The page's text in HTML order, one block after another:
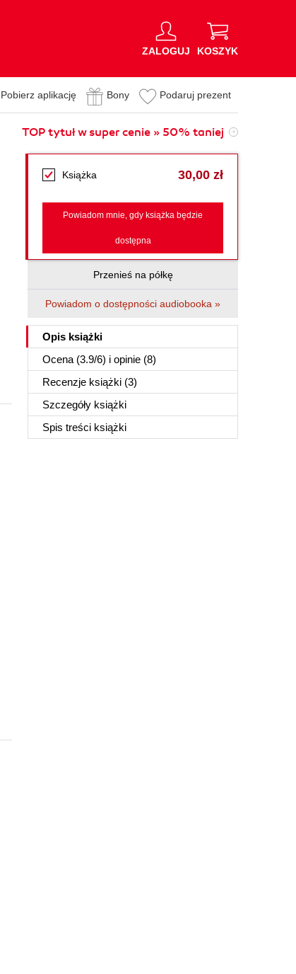
ZALOGUJ KOSZYK
Pobierz aplikację Bony Podaruj prezent
TOP tytuł w super cenie » 50% taniej
Książka 30,00 zł
Powiadom mnie, gdy książka będzie
dostępna
Przenieś na półkę
Powiadom o dostępności audiobooka »
Opis książki
Ocena (3.9/6) i opinie (8)
Recenzje książki (3)
Szczegóły książki
Spis treści książki